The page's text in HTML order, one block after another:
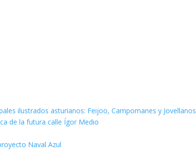
ilustrados asturianos: Feijoo, Campomanes y Jovellanos
de la futura calle Ígor Medio
Naval Azul